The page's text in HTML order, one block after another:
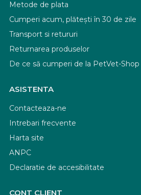
Metode de plata
Cumperi acum, plătești în 30 de zile
Transport si retururi
Returnarea produselor
De ce să cumperi de la PetVet-Shop
ASISTENTA
Contacteaza-ne
Intrebari frecvente
Harta site
ANPC
Declaratie de accesibilitate
CONT CLIENT